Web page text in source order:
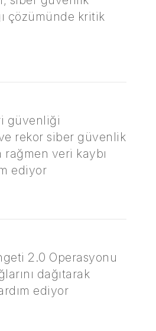
çözümünde kritik
güvenliği
rekor siber güvenlik
rağmen veri kaybı
ediyor
2.0 Operasyonu
dağıtarak
ediyor